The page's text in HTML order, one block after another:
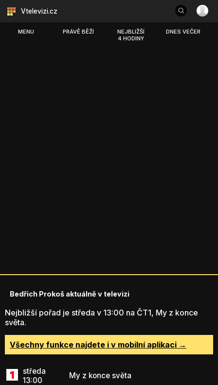
Vtelevizi.cz
MENU PRÁVĚ BĚŽÍ
NEJBLIŽŠÍ
4 HODINY
DNES VEČER
Bedřich Prokoš aktuálně v televizi
Nejbližší pořad je středa v 13:00 na ČT1, My z konce
světa.
Všechny funkce najdete i v mobilní aplikaci →
středa
13:00
My z konce světa